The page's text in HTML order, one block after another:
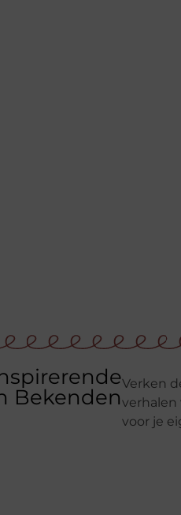
Bekenden
Verken
verhalen
voor je